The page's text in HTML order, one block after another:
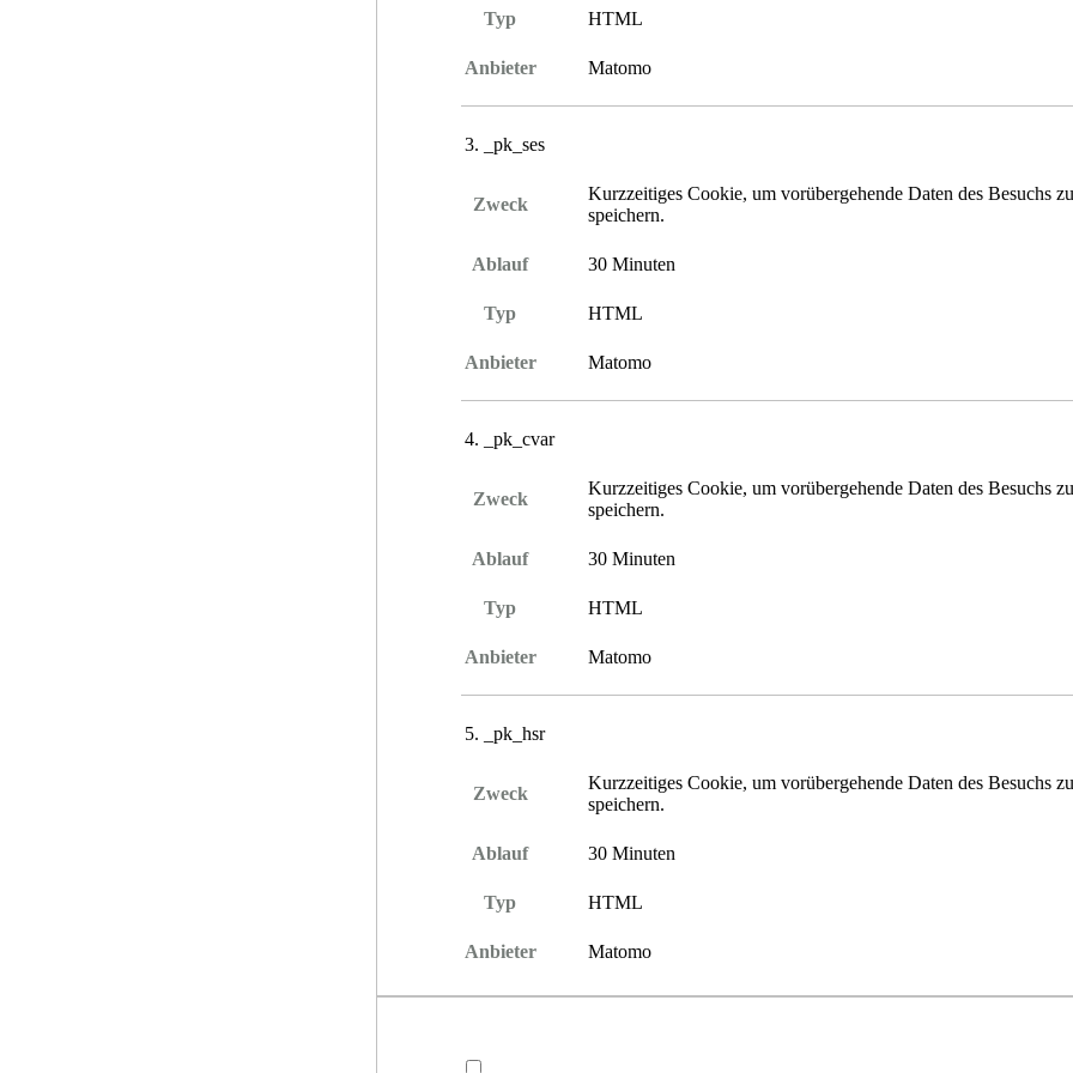
Typ HTML
Anbieter Matomo
_pk_ses
Zweck
Kurzzeitiges Cookie, um vorübergehende Daten des Besuchs zu
speichern.
Ablauf 30 Minuten
Typ HTML
Anbieter Matomo
_pk_cvar
Zweck
Kurzzeitiges Cookie, um vorübergehende Daten des Besuchs zu
speichern.
Ablauf 30 Minuten
Typ HTML
Anbieter Matomo
_pk_hsr
Zweck
Kurzzeitiges Cookie, um vorübergehende Daten des Besuchs zu
speichern.
Ablauf 30 Minuten
Typ HTML
Anbieter Matomo